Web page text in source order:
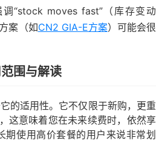
调“stock moves fast”（库存变动
案（如CN2 GIA-E方案）可能会很
围与解读
的适用性。它不仅限于新购，更重
这意味着您在未来续费时，依然享
期使用高价套餐的用户来说非常划